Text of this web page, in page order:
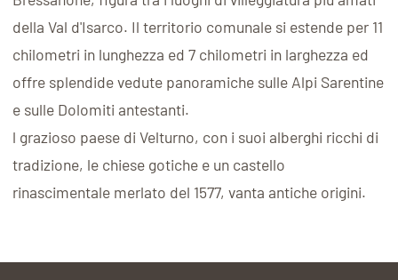
della Val d'Isarco. Il territorio comunale si estende per 11
chilometri in lunghezza ed 7 chilometri in larghezza ed
offre splendide vedute panoramiche sulle Alpi Sarentine
e sulle Dolomiti antestanti.
l grazioso paese di Velturno, con i suoi alberghi ricchi di
tradizione, le chiese gotiche e un castello
rinascimentale merlato del 1577, vanta antiche origini.